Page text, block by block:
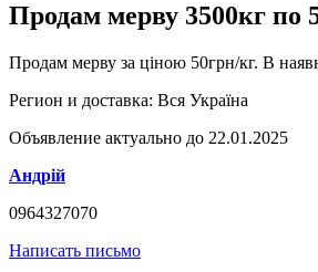
Продам мерву 3500кг по
Продам мерву за ціною 50грн/кг. В
Регион и доставка: Вся Україна
Объявление актуально до 22.01.2025
Андрій
0964327070
Написать письмо